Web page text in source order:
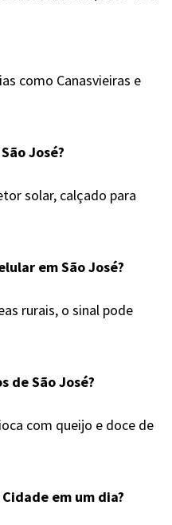
como Canasvieiras e
São José?
solar, calçado para
emSão José?
rurais, o sinal pode
deSão José?
com queijo e doce de
em um dia?